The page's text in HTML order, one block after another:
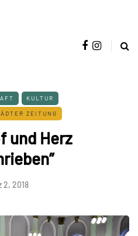
KULTUR
ZEITUNG
und Herz
2, 2018